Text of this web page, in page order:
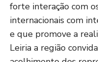
forte interação com
internacionais com
e que promove a
Leiria a região